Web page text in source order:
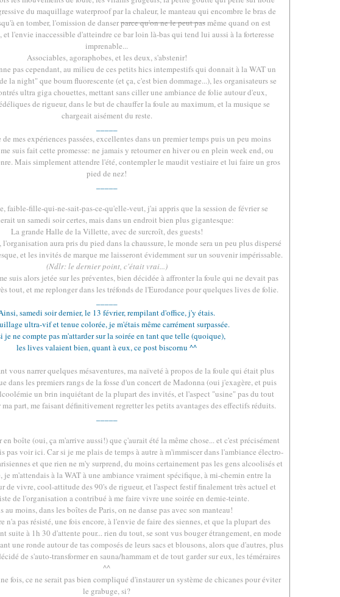
du maquillage waterproof par la chaleur, le manteau qui encombre le bras de
en tomber, l'omission de danserparce qu'on ne le peut pasmême quand on est
l'envie inaccessible d'atteindre ce bar loin là-bas qui tend lui aussi à la forteresse
imprenable...
Associables, agoraphobes, et les deux, s'abstenir!
pas cependant, au milieu de ces petits hics intempestifs qui donnait à la WAT un
la night" que boum fluorescente (et ça, c'est bien dommage...), les organisateurs se
ultra giga chouettes, mettant sans ciller une ambiance de folie autour d'eux,
de rigueur, dans le but de chauffer la foule au maximum, et la musique se
chargeait aisément du reste.
mes expériences passées, excellentes dans un premier temps puis un peu moins
suis fait cette promesse: ne jamais y retourner en hiver ou en plein week end, ou
Mais simplement attendre l'été, contempler le maudit vestiaire et lui faire un gros
pied de nez!
faible-fille-qui-ne-sait-pas-ce-qu'elle-veut, j'ai appris que la session de février se
un samedi soir certes, mais dans un endroit bien plus gigantesque:
La grande Halle de la Villette, avec de surcroît, des guests!
aura pris du pied dans la chaussure, le monde sera un peu plus dispersé
et les invités de marque me laisseront évidemment sur un souvenir impérissable.
(Ndlr: le dernier point, c'était vrai...)
suis alors jetée sur les préventes, bien décidée à affronter la foule qui ne devait pas
tout, et me replonger dans les tréfonds de l'Eurodance pour quelques lives de folie.
samedi soir dernier, le 13 février, rempilant d'office, j'y étais.
ultra-vif et tenue colorée, je m'étais même carrément surpassée.
je ne compte pas m'attarder sur la soirée en tant que telle (quoique),
les lives valaient bien, quant à eux, ce post biscornu ^^
vous narrer quelques mésaventures, ma naïveté à propos de la foule qui était plus
dans les premiers rangs de la fosse d'un concert de Madonna (oui j'exagère, et puis
un brin inquiétant de la plupart des invités, et l'aspect "usine" pas du tout
part, me faisant définitivement regretter les petits avantages des effectifs réduits.
boîte (oui, ça m'arrive aussi!) que ç'aurait été la même chose... et c'est précisément
pas voir ici. Car si je me plais de temps à autre à m'immiscer dans l'ambiance électro-
et que rien ne m'y surprend, du moins certainement pas les gens alcoolisés et
m'attendais à la WAT à une ambiance vraiment spécifique, à mi-chemin entre la
de vivre, cool-attitude des 90's de rigueur, et l'aspect festif finalement très actuel et
de l'organisation a contribué à me faire vivre une soirée en demie-teinte.
au moins, dans les boîtes de Paris, on ne danse pas avec son manteau!
n'a pas résisté, une fois encore, à l'envie de faire des siennes, et que la plupart des
suite à 1h 30 d'attente pour... rien du tout, se sont vus bouger étrangement, en mode
une ronde autour de tas composés de leurs sacs et blousons, alors que d'autres, plus
de s'auto-transformer en sauna/hammam et de tout garder sur eux, les téméraires
^^
fois, ce ne serait pas bien compliqué d'instaurer un système de chicanes pour éviter
le grabuge, si?